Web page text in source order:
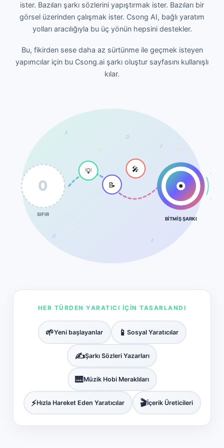
ister. Bazıları şarkı sözlerini yapıştırmak ister. Bazıları bir
görsel üzerinden çalışmak ister. Csong AI, bağlı yaratım
yolları aracılığıyla bu üç yönün hepsini destekler.
Bu, fikirden sese daha az sürtünme ile geçmek isteyen
yapımcılar için bu Csong.ai şarkı oluştur sayfasını kullanışlı
kılar.
0
SIFIR
💡
📝
🎤
BİTMİŞ ŞARKI
♪
♫
♪
♫
♪
✨ ✨
✨
HER TÜRDEN YARATICI İÇIN TASARLANDI
🌱Yeni başlayanlar 📱 Sosyal Yaratıcılar
✍️Şarkı Sözleri Yazarları
🎹Müzik Hobi Meraklıları
⚡Hızla Hareket Eden Yaratıcılar 🎬İçerik Üreticileri